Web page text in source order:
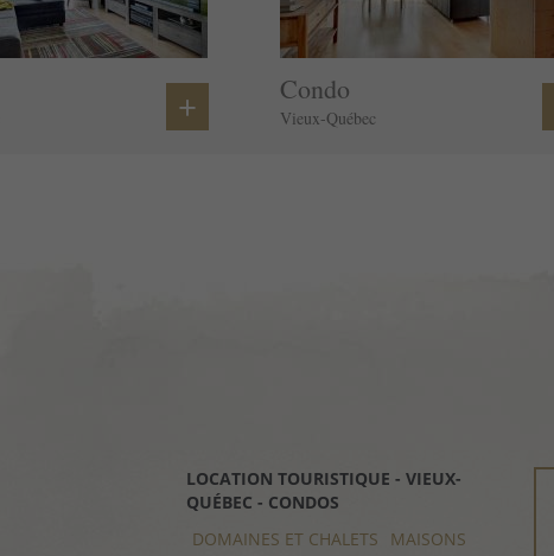
Linge de maison
Lave-vaisselle
+ Condo
Vieux-Québec
LOCATION TOURISTIQUE - VIEUX-
QUÉBEC - CONDOS
DOMAINES ET CHALETS
MAISONS